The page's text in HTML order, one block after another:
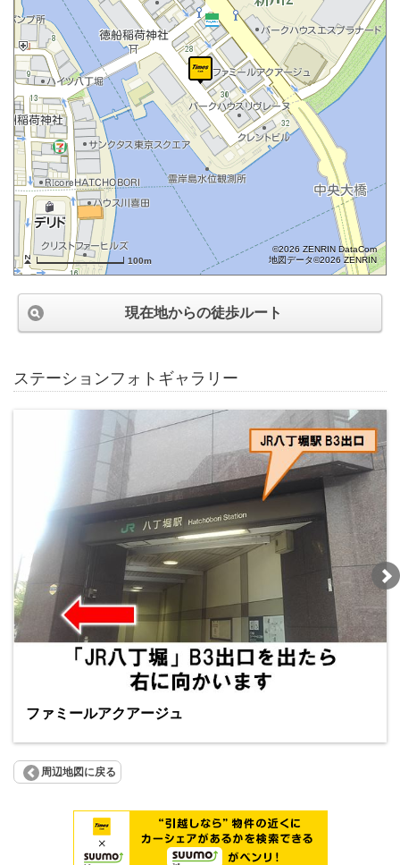
100m
©2026 ZENRIN DataCom
地図データ©2026 ZENRIN
現在地からの徒歩ルート
ステーションフォトギャラリー
ファミールアクアージュ
周辺地図に戻る